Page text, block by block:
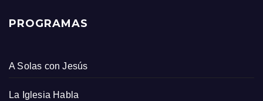
PROGRAMAS
A Solas con Jesús
La Iglesia Habla